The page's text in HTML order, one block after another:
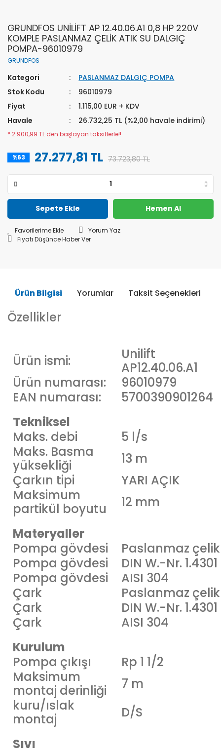
GRUNDFOS UNİLİFT AP 12.40.06.A1 0,8 HP 220V
KOMPLE PASLANMAZ ÇELİK ATIK SU DALGIÇ
POMPA-96010979
GRUNDFOS
Kategori
PASLANMAZ DALGIÇ POMPA
Stok Kodu
96010979
Fiyat
1.115,00 EUR + KDV
Havale
26.732,25 TL (%2,00 havale indirimi)
* 2.900,99 TL den başlayan taksitlerle!!
%63 27.277,81 TL 73.723,80 TL
Sepete Ekle Hemen Al
Yorum Yaz
Fiyatı Düşünce Haber Ver
Ürün Bilgisi Yorumlar Taksit Seçenekleri
Özellikler
Ürün ismi:
Unilift
AP12.40.06.A1
Ürün numarası:
96010979
EAN numarası:
5700390901264
Tekniksel
Maks. debi
5 l/s
Maks. Basma
yüksekliği
13 m
Çarkın tipi
YARI AÇIK
Maksimum
partikül boyutu
12 mm
Materyaller
Pompa gövdesi
Paslanmaz çelik
Pompa gövdesi
DIN W.-Nr. 1.4301
Pompa gövdesi
AISI 304
Çark
Paslanmaz çelik
Çark
DIN W.-Nr. 1.4301
Çark
AISI 304
Kurulum
Pompa çıkışı
Rp 1 1/2
Maksimum
montaj derinliği
7 m
kuru/ıslak
montaj
D/S
Sıvı